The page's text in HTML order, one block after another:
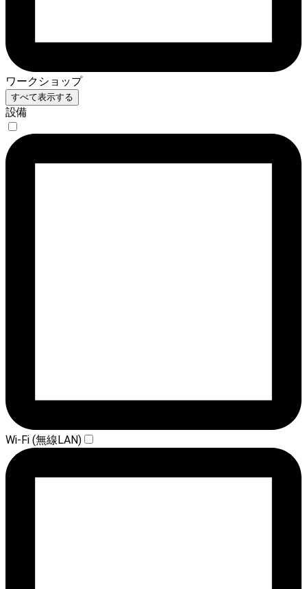
ワークショップ
すべて表示する
設備
Wi-Fi (無線LAN)